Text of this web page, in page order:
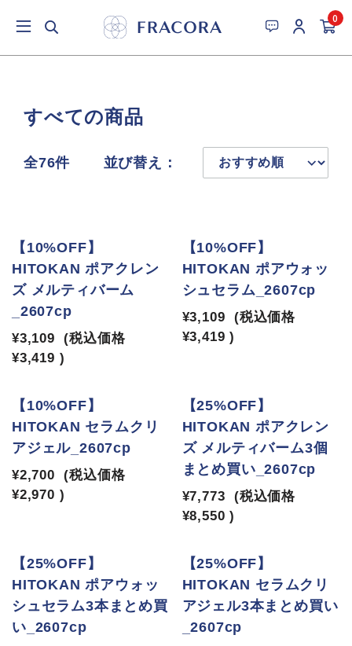
0
すべての商品
全76件 並び替え：
【10%OFF】
HITOKAN ポアクレン
ズ メルティバーム
_2607cp
¥3,109
(税込価格
¥3,419 )
【10%OFF】
HITOKAN ポアウォッ
シュセラム_2607cp
¥3,109
(税込価格
¥3,419 )
【10%OFF】
HITOKAN セラムクリ
アジェル_2607cp
¥2,700
(税込価格
¥2,970 )
【25%OFF】
HITOKAN ポアクレン
ズ メルティバーム3個
まとめ買い_2607cp
¥7,773
(税込価格
¥8,550 )
【25%OFF】
HITOKAN ポアウォッ
シュセラム3本まとめ買
い_2607cp
【25%OFF】
HITOKAN セラムクリ
アジェル3本まとめ買い
_2607cp